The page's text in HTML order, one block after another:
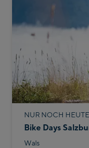
NUR NOCH HEUTE
Bike Days
Wals